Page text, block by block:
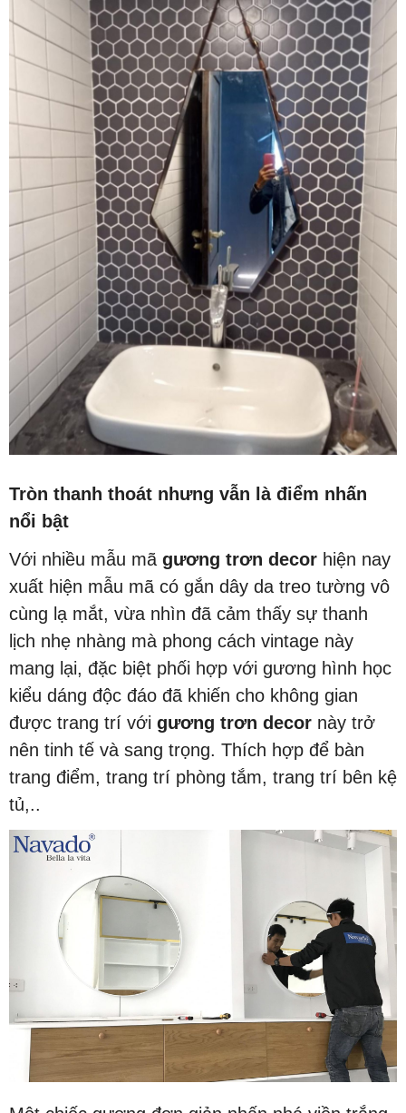
Tròn thanh thoát nhưng vẫn là điểm nhấn
nổi bật
Với nhiều mẫu mã gương trơn decor hiện nay
xuất hiện mẫu mã có gắn dây da treo tường vô
cùng lạ mắt, vừa nhìn đã cảm thấy sự thanh
lịch nhẹ nhàng mà phong cách vintage này
mang lại, đặc biệt phối hợp với gương hình học
kiểu dáng độc đáo đã khiến cho không gian
được trang trí với gương trơn decor này trở
nên tinh tế và sang trọng. Thích hợp để bàn
trang điểm, trang trí phòng tắm, trang trí bên kệ
tủ,..